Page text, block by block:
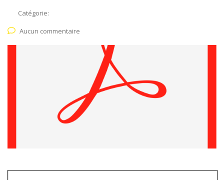
Catégorie:
Aucun commentaire